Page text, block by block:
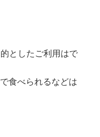
としたご利用はで
食べられるなどは